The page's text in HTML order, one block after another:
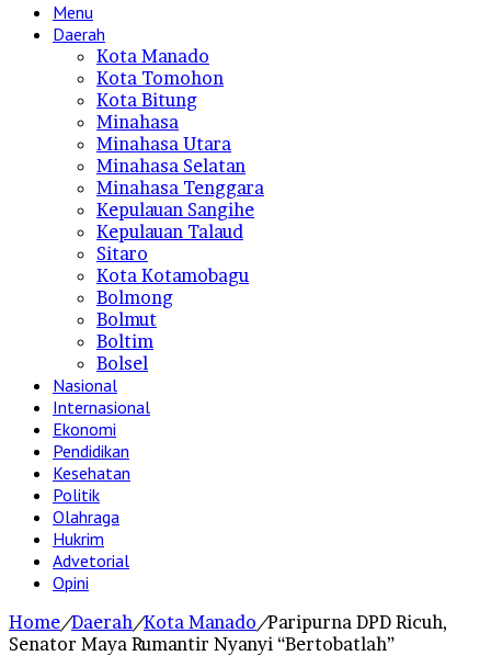
Menu
Daerah
Kota Manado
Kota Tomohon
Kota Bitung
Minahasa
Minahasa Utara
Minahasa Selatan
Minahasa Tenggara
Kepulauan Sangihe
Kepulauan Talaud
Sitaro
Kota Kotamobagu
Bolmong
Bolmut
Boltim
Bolsel
Nasional
Internasional
Ekonomi
Pendidikan
Kesehatan
Politik
Olahraga
Hukrim
Advetorial
Opini
Home/Daerah/Kota Manado/Paripurna DPD Ricuh,
Senator Maya Rumantir Nyanyi “Bertobatlah”